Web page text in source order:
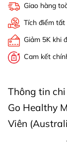
Giao hàng
Tích điểm
Giảm 5K khi
Cam kết
Thông tin
Go Healthy
Viên